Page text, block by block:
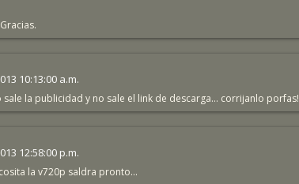
10:13:00 a.m.
sale la publicidad y no sale el link de descarga... corrijanlo porfas!
12:58:00 p.m.
la v720p saldra pronto...